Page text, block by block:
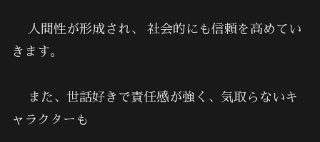
人間性が形成され、 社会的にも信頼を高めてい
きます。
また、世話好きで責任感が強く、気取らないキ
ャラクターも